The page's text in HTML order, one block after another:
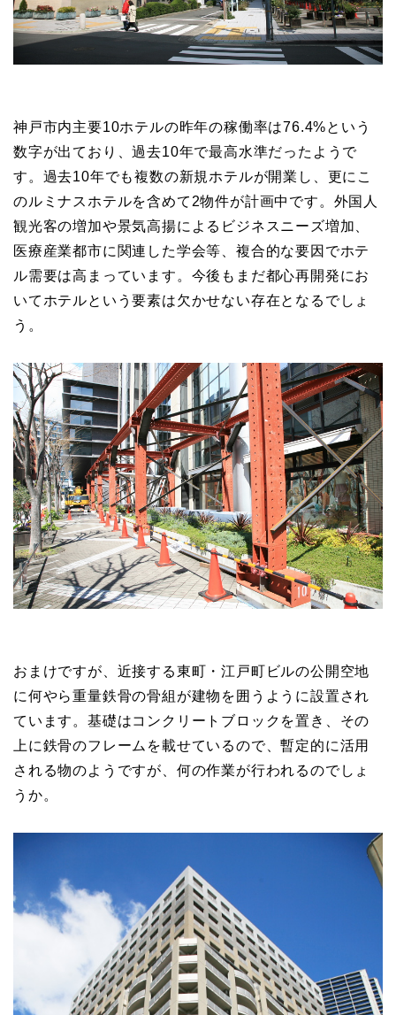
神戸市内主要10ホテルの昨年の稼働率は76.4%という
数字が出ており、過去10年で最高水準だったようで
す。過去10年でも複数の新規ホテルが開業し、更にこ
のルミナスホテルを含めて2物件が計画中です。外国人
観光客の増加や景気高揚によるビジネスニーズ増加、
医療産業都市に関連した学会等、複合的な要因でホテ
ル需要は高まっています。今後もまだ都心再開発にお
いてホテルという要素は欠かせない存在となるでしょ
う。
おまけですが、近接する東町・江戸町ビルの公開空地
に何やら重量鉄骨の骨組が建物を囲うように設置され
ています。基礎はコンクリートブロックを置き、その
上に鉄骨のフレームを載せているので、暫定的に活用
される物のようですが、何の作業が行われるのでしょ
うか。